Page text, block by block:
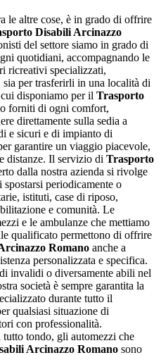
le altre cose, è in grado di offrire
Disabili Arcinazzo
del settore siamo in grado di
quotidiani, accompagnando le
ricreativi specializzati,
per trasferirli in una località di
disponiamo per il Trasporto
forniti di ogni comfort,
direttamente sulla sedia a
e sicuri e di impianto di
garantire un viaggio piacevole,
distanze. Il servizio di Trasporto
dalla nostra azienda si rivolge
periodicamente o
istituti, case di riposo,
e comunità. Le
e le ambulanze che mettiamo
qualificato permettono di offrire
Romano anche a
personalizzata e specifica.
invalidi o diversamente abili nel
società è sempre garantita la
durante tutto il
qualsiasi situazione di
con professionalità.
tutto tondo, gli automezzi che
Arcinazzo Romano sono